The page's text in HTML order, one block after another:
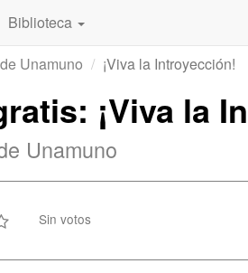
Biblioteca
Unamuno ¡Viva la Introyección!
¡Viva la
Unamuno
Sin votos